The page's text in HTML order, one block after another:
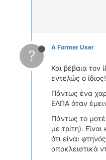
? A Former User
Και βέβαια τον
εντελώς ο ίδιος!
Πάντως ένα
ΕΛΠΑ όταν
Πάντως το
με τρίτη).
ότι είναι
αποκλειστικά